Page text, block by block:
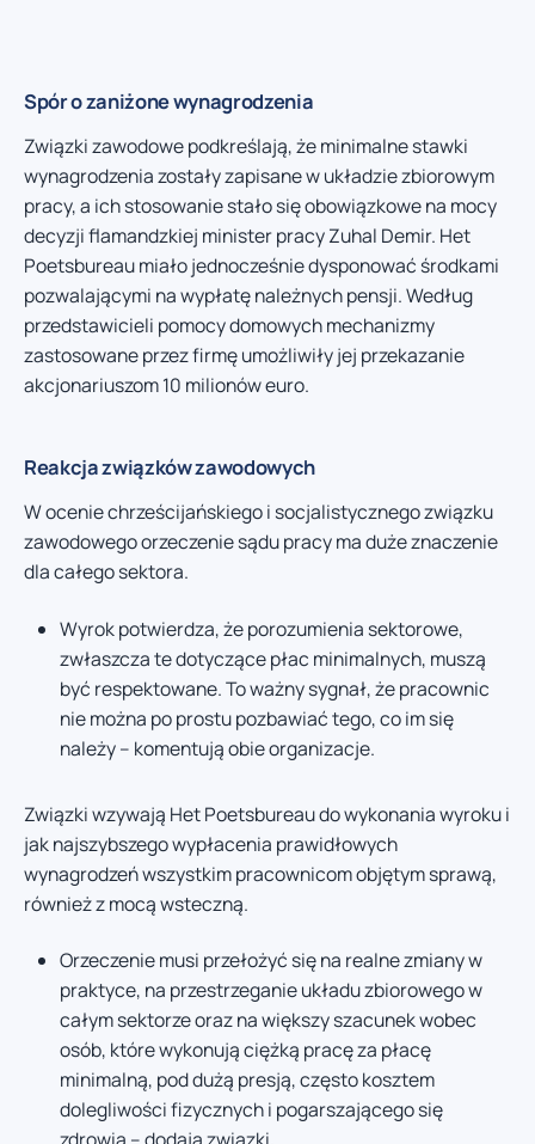
Spór o zaniżone wynagrodzenia
Związki zawodowe podkreślają, że minimalne stawki
wynagrodzenia zostały zapisane w układzie zbiorowym
pracy, a ich stosowanie stało się obowiązkowe na mocy
decyzji flamandzkiej minister pracy Zuhal Demir. Het
Poetsbureau miało jednocześnie dysponować środkami
pozwalającymi na wypłatę należnych pensji. Według
przedstawicieli pomocy domowych mechanizmy
zastosowane przez firmę umożliwiły jej przekazanie
akcjonariuszom 10 milionów euro.
Reakcja związków zawodowych
W ocenie chrześcijańskiego i socjalistycznego związku
zawodowego orzeczenie sądu pracy ma duże znaczenie
dla całego sektora.
Wyrok potwierdza, że porozumienia sektorowe,
zwłaszcza te dotyczące płac minimalnych, muszą
być respektowane. To ważny sygnał, że pracownic
nie można po prostu pozbawiać tego, co im się
należy – komentują obie organizacje.
Związki wzywają Het Poetsbureau do wykonania wyroku i
jak najszybszego wypłacenia prawidłowych
wynagrodzeń wszystkim pracownicom objętym sprawą,
również z mocą wsteczną.
Orzeczenie musi przełożyć się na realne zmiany w
praktyce, na przestrzeganie układu zbiorowego w
całym sektorze oraz na większy szacunek wobec
osób, które wykonują ciężką pracę za płacę
minimalną, pod dużą presją, często kosztem
dolegliwości fizycznych i pogarszającego się